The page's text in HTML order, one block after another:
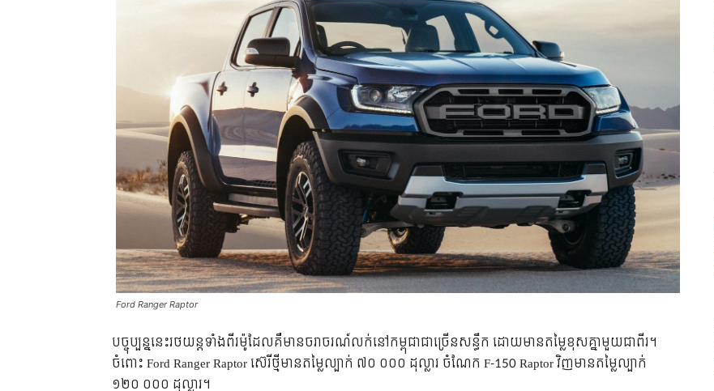
Ford Ranger Raptor
​បច្ចុប្បន្ន​នេះ​រថយន្ត​ទាំង​ពីរ​ម៉ូដែល​គឺ​មាន​ចរាចរណ៍​លក់​នៅ​កម្ពុជា​ជា​ច្រើន​សន្ធឹក ដោយ​មាន​តម្លៃ​ខុស​គ្នា​មួយ​ជា​ពីរ។
ចំពោះ Ford Ranger Raptor ស៊េរី​ថ្មី​មាន​តម្លៃ​ល្បាក់​ ៧០ ០០០ ដុល្លារ ចំណែក​ F-150 Raptor វិញ​មាន​តម្លៃ​ល្បាក់​
១២០ ០០០ ដុល្លារ។